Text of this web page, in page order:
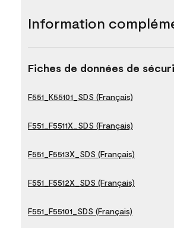
Information
Fiches de données de
F551_K55101_SDS (Français)
F551_F5511X_SDS (Français)
F551_F5513X_SDS (Français)
F551_F5512X_SDS (Français)
F551_F55101_SDS (Français)